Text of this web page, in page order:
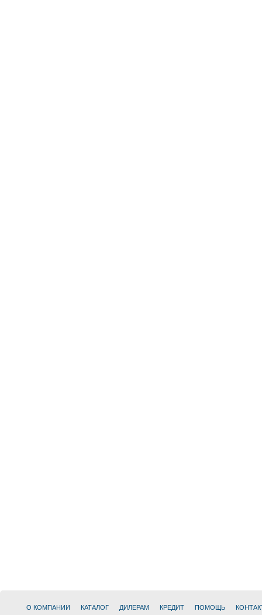
О КОМПАНИИ КАТАЛОГ ДИЛЕРАМ КРЕДИТ ПОМОЩЬ